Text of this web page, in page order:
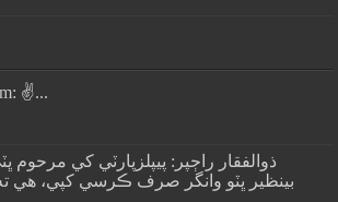
✌️...
ذوالفقار راڄپر: پيپلزپارٽي کي مرحوم
بينظير ڀٽو وانگر صرف ڪرسي کپي، هي